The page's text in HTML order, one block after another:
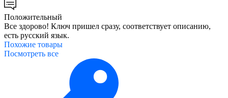
Положительный
Все здорово! Ключ пришел сразу, соответствует описанию,
есть русский язык.
Похожие товары
Посмотреть все